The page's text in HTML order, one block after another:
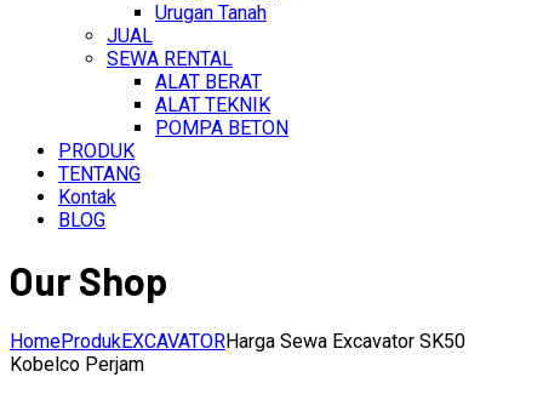
Urugan Tanah
JUAL
SEWA RENTAL
ALAT BERAT
ALAT TEKNIK
POMPA BETON
PRODUK
TENTANG
Kontak
BLOG
Our Shop
HomeProdukEXCAVATORHarga Sewa Excavator SK50
Kobelco Perjam